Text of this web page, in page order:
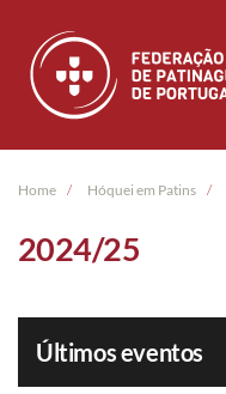
Skip to main content
Home Hóquei em Patins
2024/25
Últimos eventos